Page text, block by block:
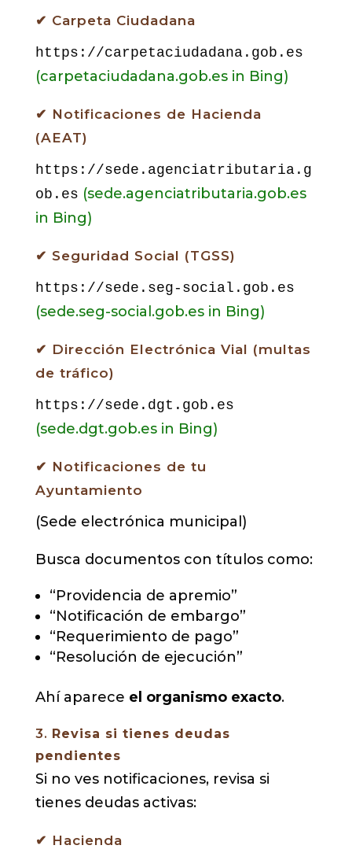
✔ Carpeta Ciudadana
https://carpetaciudadana.gob.es
(carpetaciudadana.gob.es in Bing)
✔ Notificaciones de Hacienda
(AEAT)
https://sede.agenciatributaria.g
ob.es (sede.agenciatributaria.gob.es
in Bing)
✔ Seguridad Social (TGSS)
https://sede.seg-social.gob.es
(sede.seg-social.gob.es in Bing)
✔ Dirección Electrónica Vial (multas
de tráfico)
https://sede.dgt.gob.es
(sede.dgt.gob.es in Bing)
✔ Notificaciones de tu
Ayuntamiento
(Sede electrónica municipal)
Busca documentos con títulos como:
“Providencia de apremio”
“Notificación de embargo”
“Requerimiento de pago”
“Resolución de ejecución”
Ahí aparece el organismo exacto.
3. Revisa si tienes deudas
pendientes
Si no ves notificaciones, revisa si
tienes deudas activas:
✔ Hacienda